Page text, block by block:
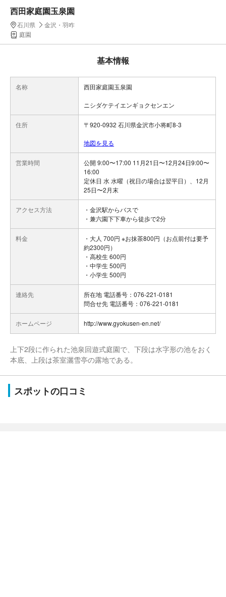
西田家庭園玉泉園
石川県
金沢・羽咋
庭園
基本情報
名称 西田家庭園玉泉園
ニシダケテイエンギョクセンエン
住所 〒920-0932 石川県金沢市小将町8-3
地図を見る
営業時間
公開 9:00〜17:00 11月21日〜12月24日9:00〜
16:00
定休日 水 水曜（祝日の場合は翌平日）、12月
25日〜2月末
アクセス方法
・金沢駅からバスで
・兼六園下下車から徒歩で2分
料金
・大人 700円 ※お抹茶800円（お点前付は要予
約2300円）
・高校生 600円
・中学生 500円
・小学生 500円
連絡先
所在地 電話番号：076-221-0181
問合せ先 電話番号：076-221-0181
ホームページ http://www.gyokusen-en.net/
上下2段に作られた池泉回遊式庭園で、下段は水字形の池をおく
本底、上段は茶室灑雪亭の露地である。
スポットの口コミ